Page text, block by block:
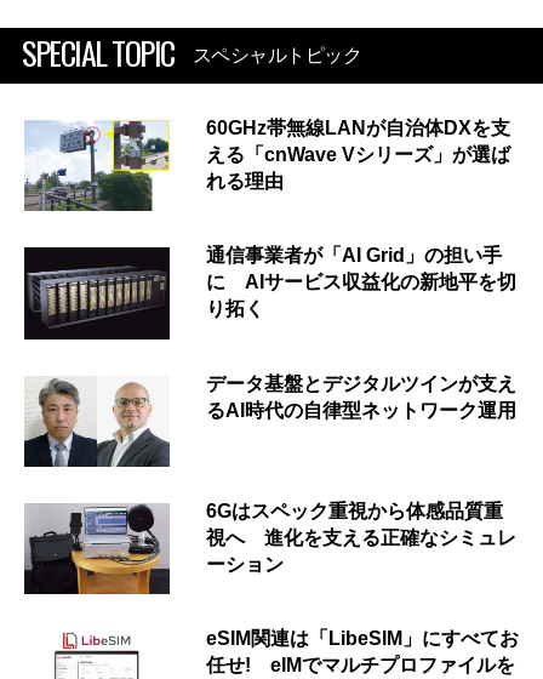
SPECIAL TOPIC スペシャルトピック
60GHz帯無線LANが自治体DXを支
える「cnWave Vシリーズ」が選ば
れる理由
通信事業者が「AI Grid」の担い手
に AIサービス収益化の新地平を切
り拓く
データ基盤とデジタルツインが支え
るAI時代の自律型ネットワーク運用
6Gはスペック重視から体感品質重
視へ 進化を支える正確なシミュレ
ーション
eSIM関連は「LibeSIM」にすべてお
任せ! eIMでマルチプロファイルを